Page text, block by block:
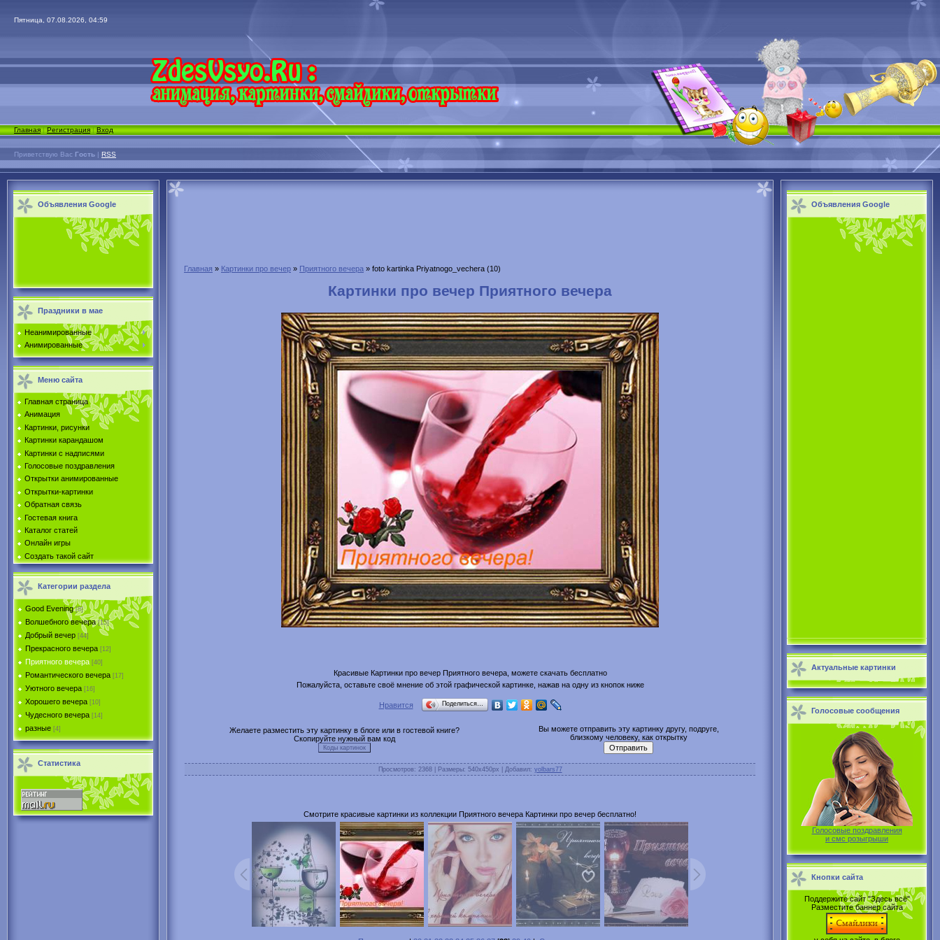
Пятница, 07.08.2026, 04:59
Главная|Регистрация|Вход
Приветствую Вас Гость | RSS
Объявления Google
Праздники в мае
Неанимированные
Анимированные
Меню сайта
Главная страница
Анимация
Картинки, рисунки
Картинки карандашом
Картинки с надписями
Голосовые поздравления
Открытки анимированные
Открытки-картинки
Обратная связь
Гостевая книга
Каталог статей
Онлайн игры
Создать такой сайт
Категории раздела
Good Evening [8]
Волшебного вечера [15]
Добрый вечер [44]
Прекрасного вечера [12]
Приятного вечера [40]
Романтического вечера [17]
Уютного вечера [16]
Хорошего вечера [10]
Чудесного вечера [14]
разные [4]
Статистика
Главная » Картинки про вечер » Приятного вечера » foto kartinka Priyatnogo_vechera (10)
Картинки про вечер Приятного вечера
Красивые Картинки про вечер Приятного вечера, можете скачать бесплатно
Пожалуйста, оставьте своё мнение об этой графической картинке, нажав на одну из кнопок ниже
Нравится Поделиться…
Желаете разместить эту картинку в блоге или в гостевой книге?
Скопируйте нужный вам код
Вы можете отправить эту картинку другу, подруге,
близкому человеку, как открытку
Просмотров: 2368 | Размеры: 540x450px | Добавил: yolbars77
Смотрите красивые картинки из коллекции Приятного вечера Картинки про вечер бесплатно!
Объявления Google
Актуальные картинки
Голосовые сообщения
Голосовые поздравления
и смс розыгрыши
Кнопки сайта
Поддержите сайт "Здесь всё"
Разместите баннер сайта